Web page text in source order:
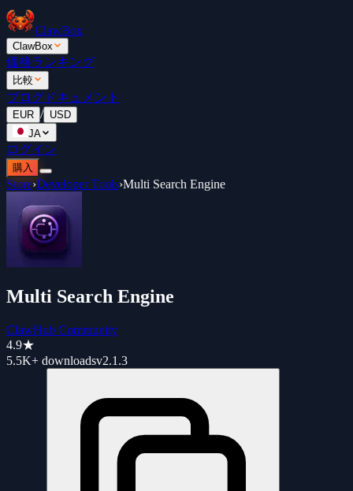
ClawBox
ClawBox
価格ランキング
比較
ブログ ドキュメント
EUR / USD
JA
ログイン
購入
Store›Developer Tools›Multi Search Engine
Multi Search Engine
ClawHub Community
4.9★
5.5K+ downloadsv2.1.3